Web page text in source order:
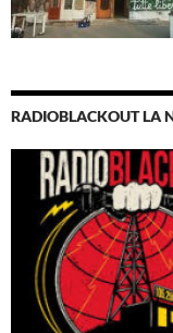
RADIOBLACKOUT LA